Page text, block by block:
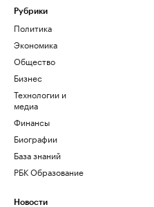
Рубрики
Политика
Экономика
Общество
Бизнес
Технологии и
медиа
Финансы
Биографии
База знаний
РБК Образование
Новости